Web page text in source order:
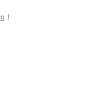
!